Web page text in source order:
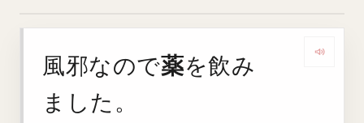
風邪なので薬を飲み
ました。